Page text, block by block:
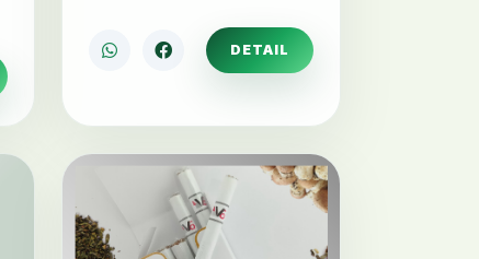
DETAIL